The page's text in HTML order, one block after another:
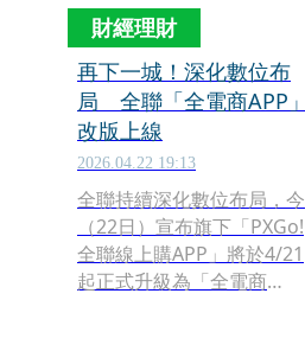
「一天不上脆，世界會崩
毀！」
財經理財
再下一城！深化數位布
局 全聯「全電商APP」
改版上線
2026.04.22 19:13
全聯持續深化數位布局，今
（22日）宣布旗下「PXGo!
全聯線上購APP」將於4/21
起正式升級為「全電商